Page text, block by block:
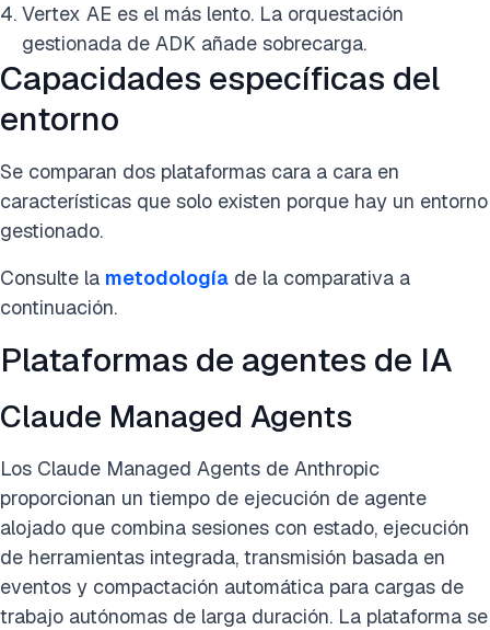
Vertex AE es el más lento. La orquestación
gestionada de ADK añade sobrecarga.
Capacidades específicas del
entorno
Se comparan dos plataformas cara a cara en
características que solo existen porque hay un entorno
gestionado.
Consulte la metodología de la comparativa a
continuación.
Plataformas de agentes de IA
Claude Managed Agents
Los Claude Managed Agents de Anthropic
proporcionan un tiempo de ejecución de agente
alojado que combina sesiones con estado, ejecución
de herramientas integrada, transmisión basada en
eventos y compactación automática para cargas de
trabajo autónomas de larga duración. La plataforma se